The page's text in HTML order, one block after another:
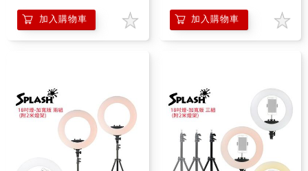
加入購物車 加入購物車